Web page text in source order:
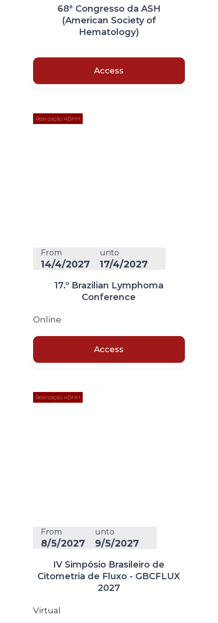
68ª Congresso da ASH
(American Society of
Hematology)
Access
Realização ABHH
From
14/4/2027
unto
17/4/2027
17.º Brazilian Lymphoma
Conference
Online
Access
Realização ABHH
From
8/5/2027
unto
9/5/2027
IV Simpósio Brasileiro de
Citometria de Fluxo - GBCFLUX
2027
Virtual